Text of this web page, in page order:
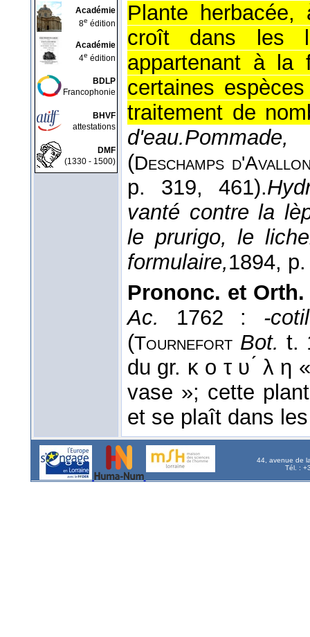
Académie
8e édition
Académie
4e édition
BDLP
Francophonie
BHVF
attestations
DMF
(1330 - 1500)
Plante
croît dans les
appartenant à la
certaines
traitement de
d'eau.
(Deschamps d'
p. 319, 461).
vanté contre la
le prurigo, le
formulaire,1894,
Prononc. et
Ac. 1762 : -
(Tournefort Bot. t.
du gr. κ ο τ υ ́ λ η
vase »; cette
et se plaît dans
44, avenue de
Tél. :